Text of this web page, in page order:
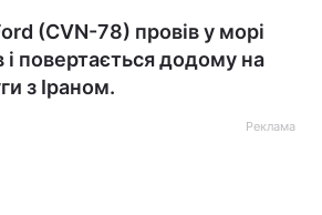
(CVN-78) провів у морі
і повертається додому на
з Іраном.
Реклама